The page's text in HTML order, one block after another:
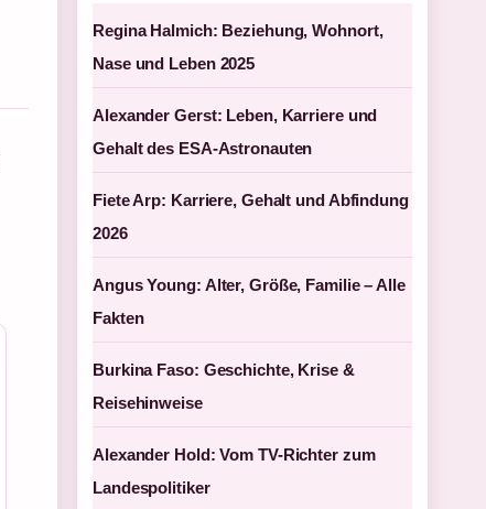
Regina Halmich: Beziehung, Wohnort,
Nase und Leben 2025
Alexander Gerst: Leben, Karriere und
Gehalt des ESA-Astronauten
Fiete Arp: Karriere, Gehalt und Abfindung
2026
Angus Young: Alter, Größe, Familie – Alle
Fakten
Burkina Faso: Geschichte, Krise &
Reisehinweise
Alexander Hold: Vom TV-Richter zum
Landespolitiker